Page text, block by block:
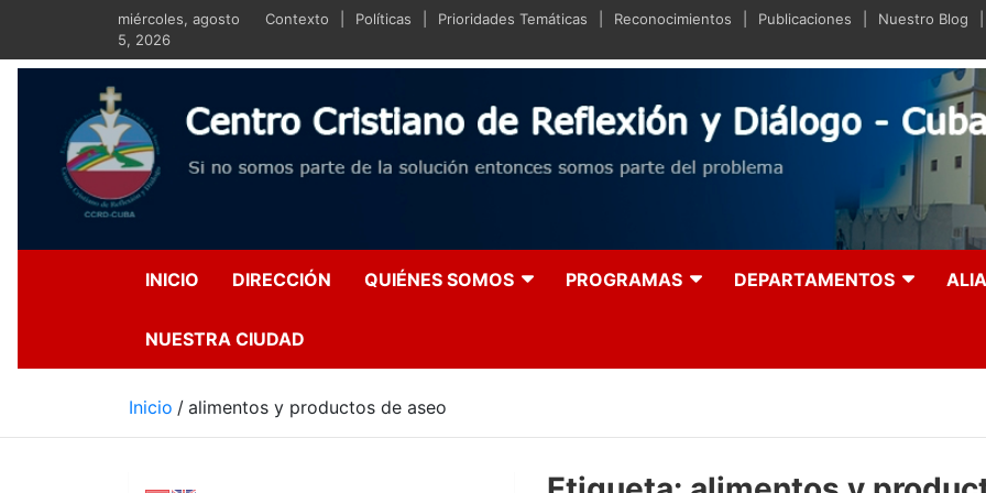
contenido
miércoles, agosto
5, 2026
Contexto Políticas Prioridades Temáticas Reconocimientos Publicaciones Nuestro Blog
Centro Cristiano de Reflexión y
Si no somos parte de la solución entonces somos parte del problema
INICIO DIRECCIÓN QUIÉNES SOMOS PROGRAMAS DEPARTAMENTOS
NUESTRA CIUDAD
Inicio alimentos y productos de aseo